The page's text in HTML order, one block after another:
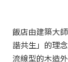
飯店由建築大
諧共生」的理
流線型的木造